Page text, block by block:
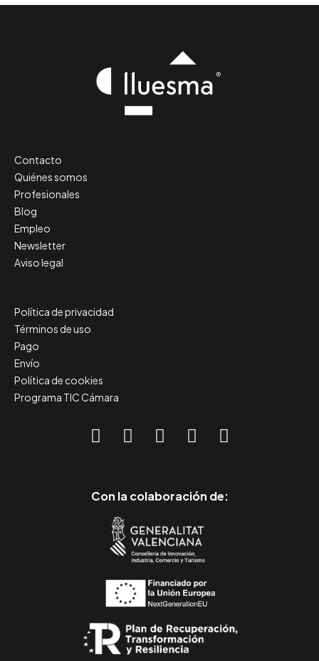
Contacto
Quiénes somos
Profesionales
Blog
Empleo
Newsletter
Aviso legal
Política de privacidad
Términos de uso
Pago
Envío
Política de cookies
Programa TIC Cámara
Con la colaboración de: